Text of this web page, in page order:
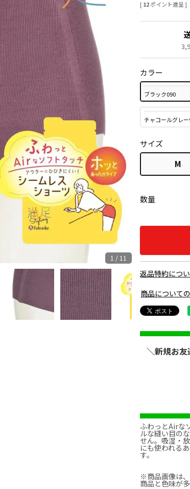
1 / 11
[12ポイント進呈 ]
カラー
ブラック090
チャコールグレ
サイズ
M
数量
返品特約につ
商品について
＼新規お
ふわっとAirな
ルな縫い目の
せん。吸湿・
にも使われる
す。
※商品画像は
商品と色味が